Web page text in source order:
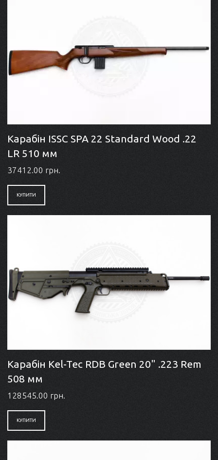
Карабін ISSC SPA 22 Standard Wood .22
LR 510 мм
37412.00 грн.
КУПИТИ
Карабін Kel-Tec RDB Green 20" .223 Rem
508 мм
128545.00 грн.
КУПИТИ